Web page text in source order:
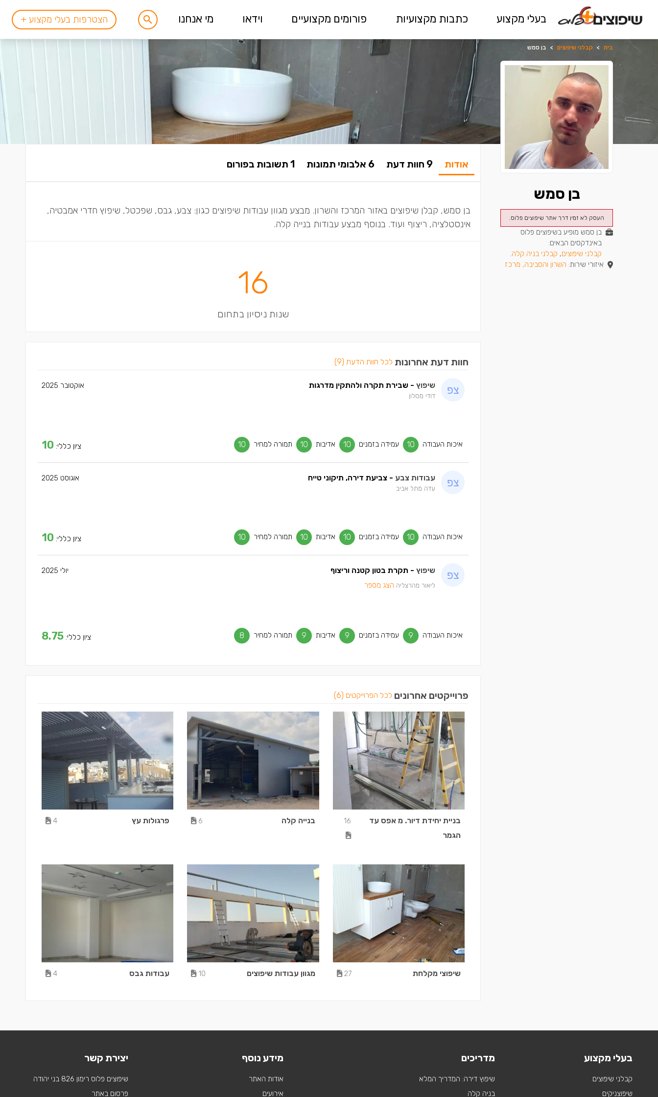
בעלי מקצוע כתבות מקצועיות פורומים מקצועיים וידאו מי אנחנו הצטרפות בעלי מקצוע +
בית > קבלני שיפוצים > בן סמש
בן סמש
העסק לא זמין דרך אתר שיפוצים פלוס.
בן סמש מופיע בשיפוצים פלוס
באינדקסים הבאים:
קבלני שיפוצים, קבלני בניה קלה.
איזורי שירות: השרון והסביבה, מרכז
אודות 9 חוות דעת 6 אלבומי תמונות 1 תשובות בפורום
בן סמש, קבלן שיפוצים באזור המרכז והשרון. מבצע מגוון עבודות שיפוצים כגון: צבע, גבס, שפכטל, שיפוץ חדרי אמבטיה,
אינסטלציה, ריצוף ועוד. בנוסף מבצע עבודות בנייה קלה.
16
שנות ניסיון בתחום
חוות דעת אחרונות לכל חוות הדעת (9)
שיפוץ - שבירת תקרה ולהתקין מדרגות
דודי מסלון
אוקטובר 2025
איכות העבודה 10 עמידה בזמנים 10 אדיבות 10 תמורה למחיר 10 ציון כללי: 10
עבודות צבע - צביעת דירה, תיקוני טייח
עדה מתל אביב
אוגוסט 2025
איכות העבודה 10 עמידה בזמנים 10 אדיבות 10 תמורה למחיר 10 ציון כללי: 10
שיפוץ - תקרת בטון קטנה וריצוף
ליאור מהרצליה הצג מספר
יולי 2025
איכות העבודה 9 עמידה בזמנים 9 אדיבות 9 תמורה למחיר 8 ציון כללי: 8.75
פרוייקטים אחרונים לכל הפרוייקטים (6)
בניית יחידת דיור. מ אפס עד
הגמר
16 בנייה קלה 6 פרגולות עץ 4
שיפוצי מקלחת 27 מגוון עבודות שיפוצים 10 עבודות גבס 4
בעלי מקצוע
קבלני שיפוצים
שיפוצניקים
מדריכים
שיפוץ דירה: המדריך המלא
בניה קלה
מידע נוסף
אודות האתר
אירועים
יצירת קשר
שיפוצים פלוס רימון 826 בני יהודה
פרסום באתר